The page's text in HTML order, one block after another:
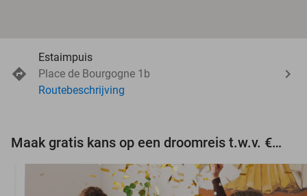
Estaimpuis
Place de Bourgogne 1b
Routebeschrijving
Maak gratis kans op een droomreis t.w.v. €3.000!